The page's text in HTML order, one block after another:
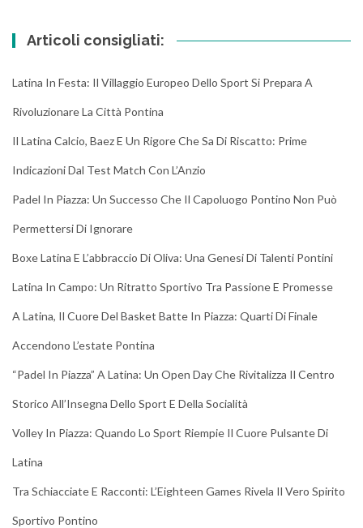
Articoli consigliati:
Latina In Festa: Il Villaggio Europeo Dello Sport Si Prepara A
Rivoluzionare La Città Pontina
Il Latina Calcio, Baez E Un Rigore Che Sa Di Riscatto: Prime
Indicazioni Dal Test Match Con L’Anzio
Padel In Piazza: Un Successo Che Il Capoluogo Pontino Non Può
Permettersi Di Ignorare
Boxe Latina E L’abbraccio Di Oliva: Una Genesi Di Talenti Pontini
Latina In Campo: Un Ritratto Sportivo Tra Passione E Promesse
A Latina, Il Cuore Del Basket Batte In Piazza: Quarti Di Finale
Accendono L’estate Pontina
“Padel In Piazza” A Latina: Un Open Day Che Rivitalizza Il Centro
Storico All’Insegna Dello Sport E Della Socialità
Volley In Piazza: Quando Lo Sport Riempie Il Cuore Pulsante Di
Latina
Tra Schiacciate E Racconti: L’Eighteen Games Rivela Il Vero Spirito
Sportivo Pontino